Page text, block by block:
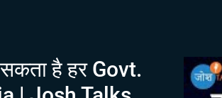
है हर Govt.